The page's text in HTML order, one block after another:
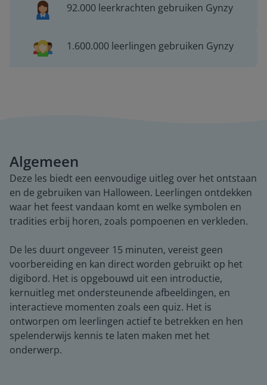
92.000 leerkrachten gebruiken Gynzy
1.600.000 leerlingen gebruiken Gynzy
Algemeen
Deze les biedt een eenvoudige uitleg over het ontstaan
en de gebruiken van Halloween. Leerlingen ontdekken
waar het feest vandaan komt en welke symbolen en
tradities erbij horen, zoals pompoenen en verkleden.
De les duurt ongeveer 15 minuten, vereist geen
voorbereiding en kan direct worden gebruikt op het
digibord. Het is opgebouwd uit een introductie,
kernuitleg met ondersteunende afbeeldingen, en
interactieve momenten zoals een quiz. Het is
ontworpen om leerlingen actief te betrekken en hen
spelenderwijs kennis te laten maken met het
onderwerp.